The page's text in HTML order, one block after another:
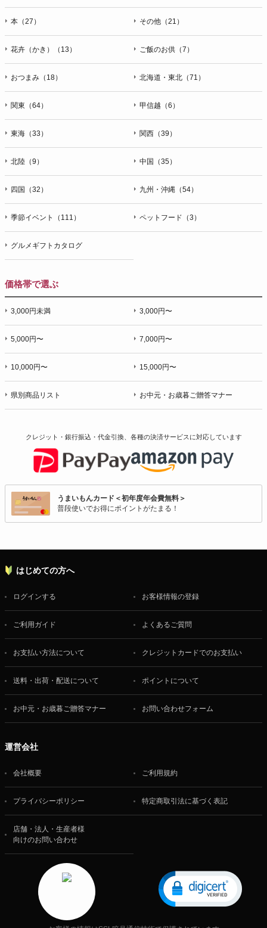
本（27） その他（21）
花卉（かき）（13） ご飯のお供（7）
おつまみ（18） 北海道・東北（71）
関東（64） 甲信越（6）
東海（33） 関西（39）
北陸（9） 中国（35）
四国（32） 九州・沖縄（54）
季節イベント（111） ペットフード（3）
グルメギフトカタログ
価格帯で選ぶ
3,000円未満 3,000円〜
5,000円〜 7,000円〜
10,000円〜 15,000円〜
県別商品リスト お中元・お歳暮ご贈答マナー
クレジット・銀行振込・代金引換、各種の決済サービスに対応しています
うまいもんカード＜初年度年会費無料＞
普段使いでお得にポイントがたまる！
はじめての方へ
ログインする お客様情報の登録
ご利用ガイド よくあるご質問
お支払い方法について クレジットカードでのお支払い
送料・出荷・配送について ポイントについて
お中元・お歳暮ご贈答マナー お問い合わせフォーム
運営会社
会社概要 ご利用規約
プライバシーポリシー 特定商取引法に基づく表記
店舗・法人・生産者様
向けのお問い合わせ